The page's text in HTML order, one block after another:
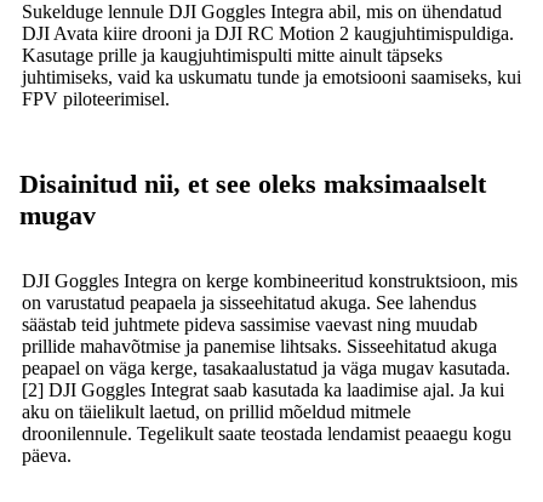
Sukelduge lennule DJI Goggles Integra abil, mis on ühendatud
DJI Avata kiire drooni ja DJI RC Motion 2 kaugjuhtimispuldiga.
Kasutage prille ja kaugjuhtimispulti mitte ainult täpseks
juhtimiseks, vaid ka uskumatu tunde ja emotsiooni saamiseks, kui
FPV piloteerimisel.
Disainitud nii, et see oleks maksimaalselt
mugav
DJI Goggles Integra on kerge kombineeritud konstruktsioon, mis
on varustatud peapaela ja sisseehitatud akuga. See lahendus
säästab teid juhtmete pideva sassimise vaevast ning muudab
prillide mahavõtmise ja panemise lihtsaks. Sisseehitatud akuga
peapael on väga kerge, tasakaalustatud ja väga mugav kasutada.
[2] DJI Goggles Integrat saab kasutada ka laadimise ajal. Ja kui
aku on täielikult laetud, on prillid mõeldud mitmele
droonilennule. Tegelikult saate teostada lendamist peaaegu kogu
päeva.